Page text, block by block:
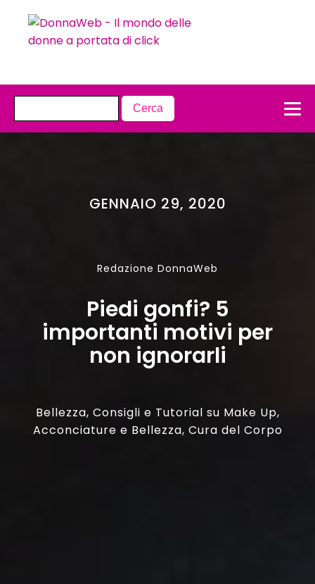
GENNAIO 29, 2020
Redazione DonnaWeb
Piedi gonfi? 5
importanti motivi per
non ignorarli
Bellezza, Consigli e Tutorial su Make Up,
Acconciature e Bellezza, Cura del Corpo